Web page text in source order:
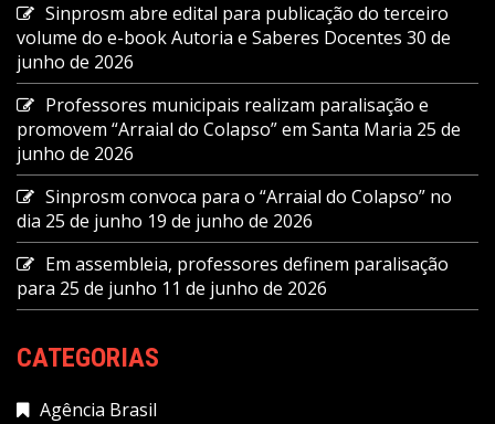
Sinprosm abre edital para publicação do terceiro
volume do e-book Autoria e Saberes Docentes 30 de
junho de 2026
Professores municipais realizam paralisação e
promovem “Arraial do Colapso” em Santa Maria 25 de
junho de 2026
Sinprosm convoca para o “Arraial do Colapso” no
dia 25 de junho 19 de junho de 2026
Em assembleia, professores definem paralisação
para 25 de junho 11 de junho de 2026
CATEGORIAS
Agência Brasil